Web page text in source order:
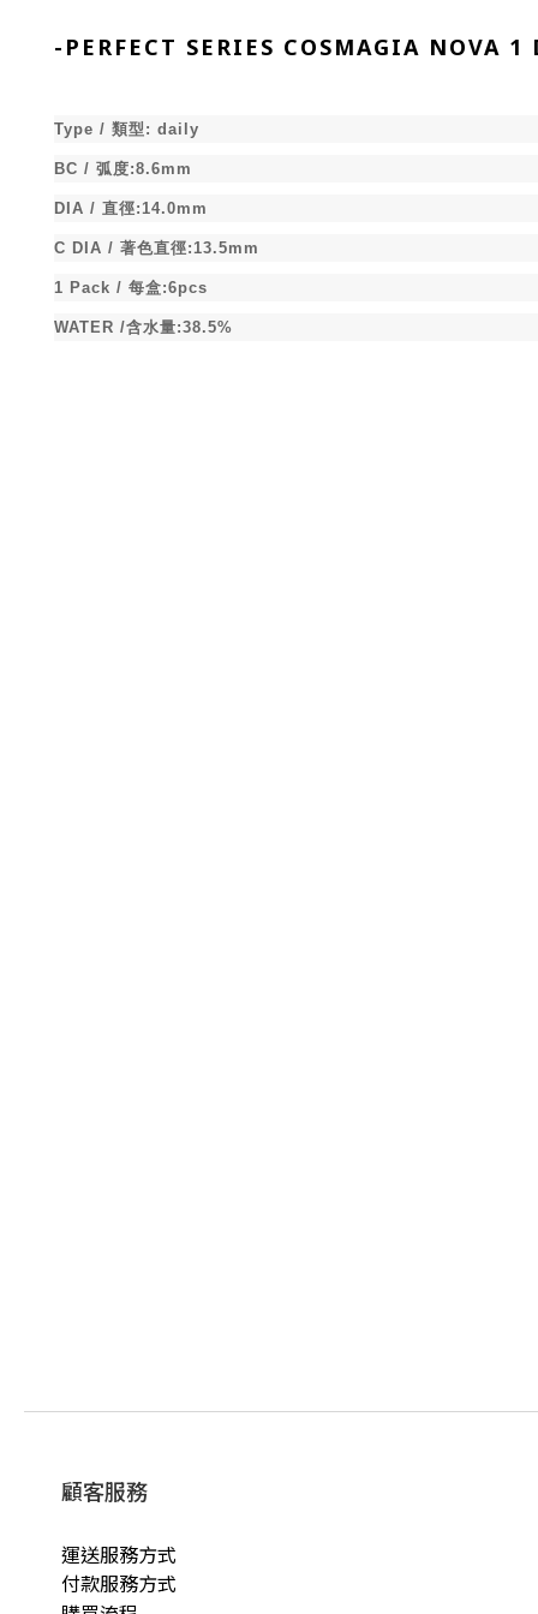
- PERFECT SERIES COSMAGIA NOVA 1
Type / 類型 : daily
BC / 弧度:8.6mm
DIA / 直徑:14.0mm
C DIA / 著色直徑:13.5mm
1 Pack / 每盒:6pcs
WATER /含水量:38.5%
顧客服務
運送服務方式
付款服務方式